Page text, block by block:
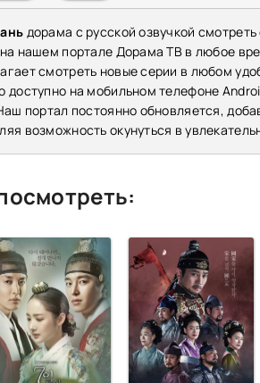
дорама с русской озвучкой
нашем портале Дорама ТВ в любое
смотреть новые серии в любом
доступно на мобильном телефоне
портал постоянно обновляется,
возможность окунуться в